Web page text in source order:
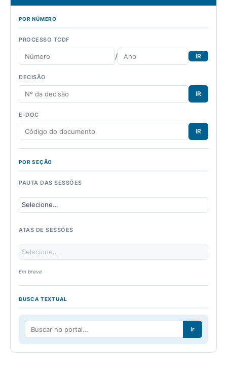
POR NÚMERO
PROCESSO TCDF
/ IR
DECISÃO
IR
E-DOC
IR
POR SEÇÃO
PAUTA DAS SESSÕES
ATAS DE SESSÕES
Em breve
BUSCA TEXTUAL
Ir